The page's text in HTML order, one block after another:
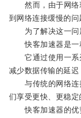
然而，由于网络
到网络连接缓慢的问
为了解决这一问
快客加速器是一
它通过使用一系
减少数据传输的延迟
与传统的网络连
们享受更快、更稳定
快客加速器的优